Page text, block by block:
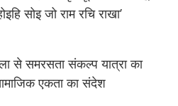
सोइ जो राम रचि राखा’
से समरसता संकल्प यात्रा का
एकता का संदेश